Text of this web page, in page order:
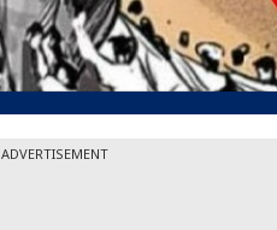
ADVERTISEMENT